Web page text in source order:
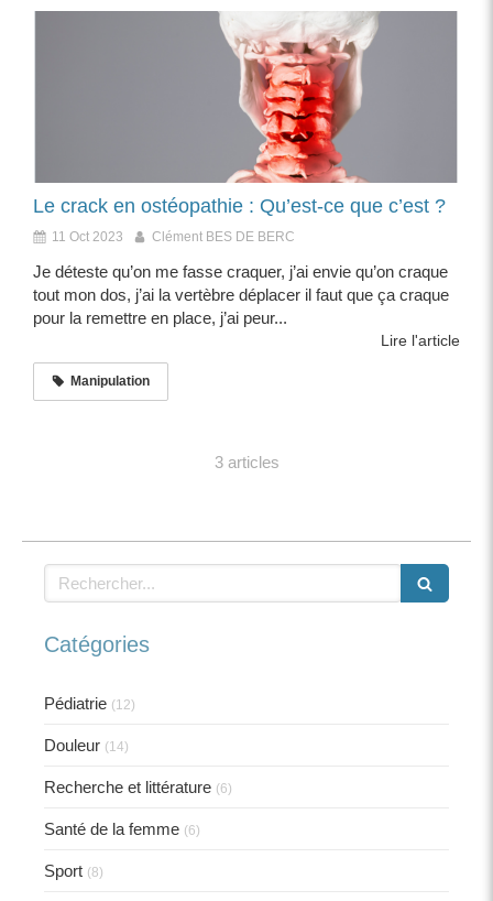
Le crack en ostéopathie : Qu’est-ce que c’est ?
11 Oct 2023 Clément BES DE BERC
Je déteste qu’on me fasse craquer, j’ai envie qu’on craque
tout mon dos, j’ai la vertèbre déplacer il faut que ça craque
pour la remettre en place, j’ai peur...
Lire l'article
Manipulation
3 articles
Rechercher
Catégories
Pédiatrie (12)
Douleur (14)
Recherche et littérature (6)
Santé de la femme (6)
Sport (8)